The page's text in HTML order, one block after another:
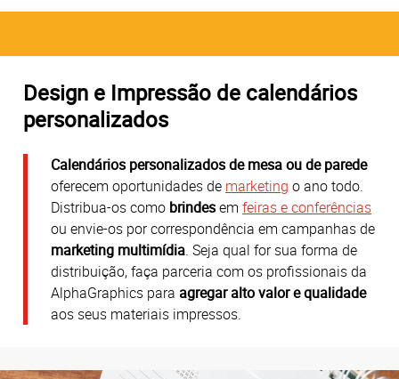
Design e Impressão de calendários
personalizados
Calendários personalizados de mesa ou de parede
oferecem oportunidades de marketing o ano todo.
Distribua-os como brindesem feiras e conferências
ou envie-os por correspondência em campanhas de
marketing multimídia. Seja qual for sua forma de
distribuição, faça parceria com os profissionais da
AlphaGraphics para agregar alto valor e qualidade
aos seus materiais impressos.